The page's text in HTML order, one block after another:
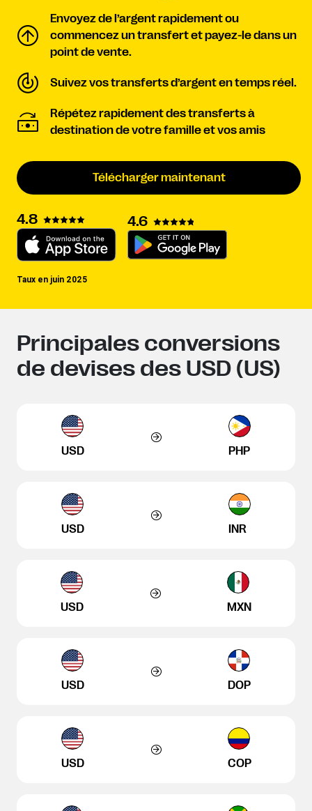
Envoyez de l’argent rapidement ou
commencez un transfert et payez-le dans un
point de vente.
Suivez vos transferts d’argent en temps réel.
Répétez rapidement des transferts à
destination de votre famille et vos amis
Télécharger maintenant
4.8 4.6
Taux en juin 2025
Principales conversions
de devises des USD (US)
USD PHP
USD INR
USD MXN
USD DOP
USD COP